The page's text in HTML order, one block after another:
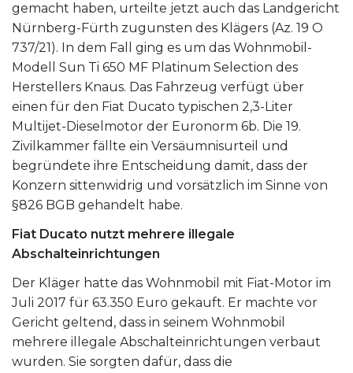
gemacht haben, urteilte jetzt auch das Landgericht
Nürnberg-Fürth zugunsten des Klägers (Az. 19 O
737/21). In dem Fall ging es um das Wohnmobil-
Modell Sun Ti 650 MF Platinum Selection des
Herstellers Knaus. Das Fahrzeug verfügt über
einen für den Fiat Ducato typischen 2,3-Liter
Multijet-Dieselmotor der Euronorm 6b. Die 19.
Zivilkammer fällte ein Versäumnisurteil und
begründete ihre Entscheidung damit, dass der
Konzern sittenwidrig und vorsätzlich im Sinne von
§826 BGB gehandelt habe.
Fiat Ducato nutzt mehrere illegale
Abschalteinrichtungen
Der Kläger hatte das Wohnmobil mit Fiat-Motor im
Juli 2017 für 63.350 Euro gekauft. Er machte vor
Gericht geltend, dass in seinem Wohnmobil
mehrere illegale Abschalteinrichtungen verbaut
wurden. Sie sorgten dafür, dass die